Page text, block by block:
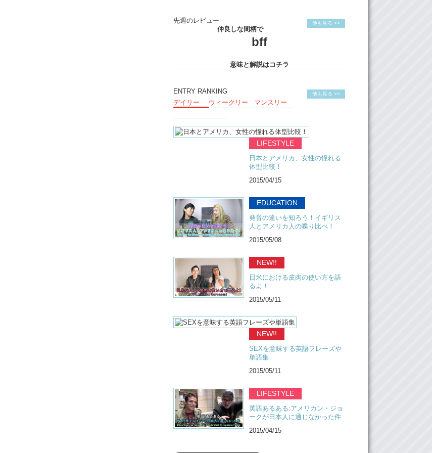
他も見る >>
先週のレビュー
仲良しな間柄で
bff
意味と解説はコチラ
他も見る >>
ENTRY RANKING
デイリー
ウィークリー マンスリー
LIFESTYLE
日本とアメリカ、女性の憧れる
体型比較！
2015/04/15
EDUCATION
発音の違いを知ろう！イギリス
人とアメリカ人の喋り比べ！
2015/05/08
NEW!!
日米における皮肉の使い方を語
るよ！
2015/05/11
NEW!!
SEXを意味する英語フレーズや
単語集
2015/05/11
LIFESTYLE
英語あるある:アメリカン・ジョ
ークが日本人に通じなかった件
2015/04/15